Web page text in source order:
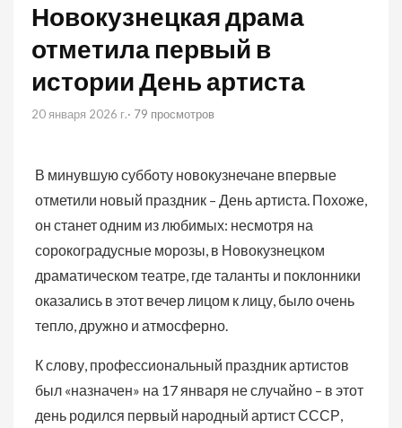
Новокузнецкая драма
отметила первый в
истории День артиста
20 января 2026 г.· 79 просмотров
В минувшую субботу новокузнечане впервые
отметили новый праздник – День артиста. Похоже,
он станет одним из любимых: несмотря на
сорокоградусные морозы, в Новокузнецком
драматическом театре, где таланты и поклонники
оказались в этот вечер лицом к лицу, было очень
тепло, дружно и атмосферно.
К слову, профессиональный праздник артистов
был «назначен» на 17 января не случайно – в этот
день родился первый народный артист СССР,